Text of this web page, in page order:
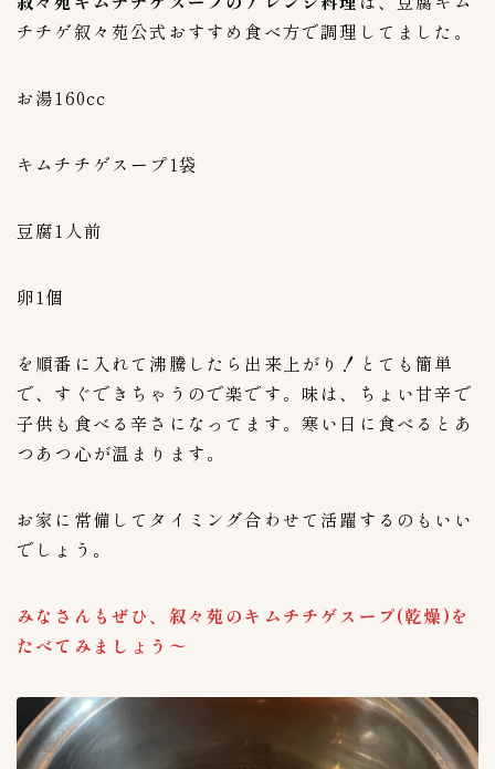
チチゲ叙々苑公式おすすめ食べ方で調理してました。
お湯160cc
キムチチゲスープ1袋
豆腐1人前
卵1個
を順番に入れて沸騰したら出来上がり！とても簡単
で、すぐできちゃうので楽です。味は、ちょい甘辛で
子供も食べる辛さになってます。寒い日に食べるとあ
つあつ心が温まります。
お家に常備してタイミング合わせて活躍するのもいい
でしょう。
みなさんもぜひ、叙々苑のキムチチゲスープ(乾燥)を
たべてみましょう〜